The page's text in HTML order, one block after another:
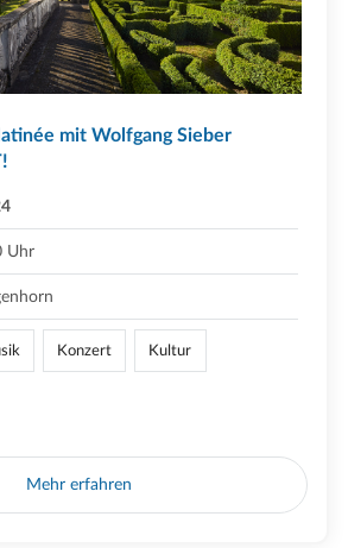
mit Wolfgang Sieber
Uhr
Konzert Kultur
Mehr erfahren